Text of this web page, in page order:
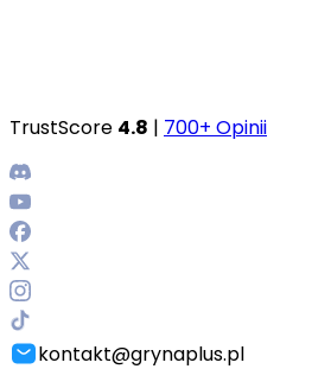
TrustScore 4.8 | 700+ Opinii
kontakt@grynaplus.pl